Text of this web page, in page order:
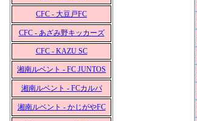
CFC - 大豆戸FC
CFC - あざみ野キッカーズ
CFC - KAZU SC
湘南ルベント - FC JUNTOS
湘南ルベント - FCカルパ
湘南ルベント - かじがやFC